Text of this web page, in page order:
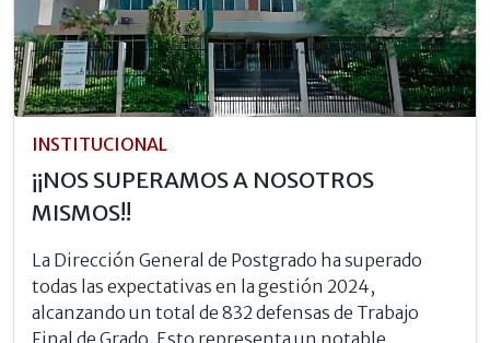
INSTITUCIONAL
¡¡NOS SUPERAMOS A NOSOTROS
MISMOS!!
La Dirección General de Postgrado ha superado
todas las expectativas en la gestión 2024,
alcanzando un total de 832 defensas de Trabajo